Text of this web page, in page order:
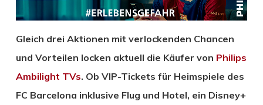
Gleich drei Aktionen mit verlockenden Chancen
und Vorteilen locken aktuell die Käufer von Philips
Ambilight TVs. Ob VIP-Tickets für Heimspiele des
FC Barcelona inklusive Flug und Hotel, ein Disney+